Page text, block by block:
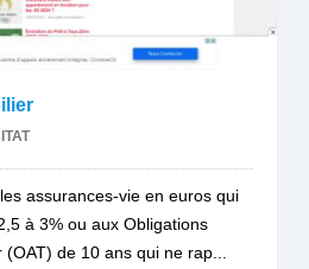
assurances-vie en euros qui
à 3% ou aux Obligations
de 10 ans qui ne rap...